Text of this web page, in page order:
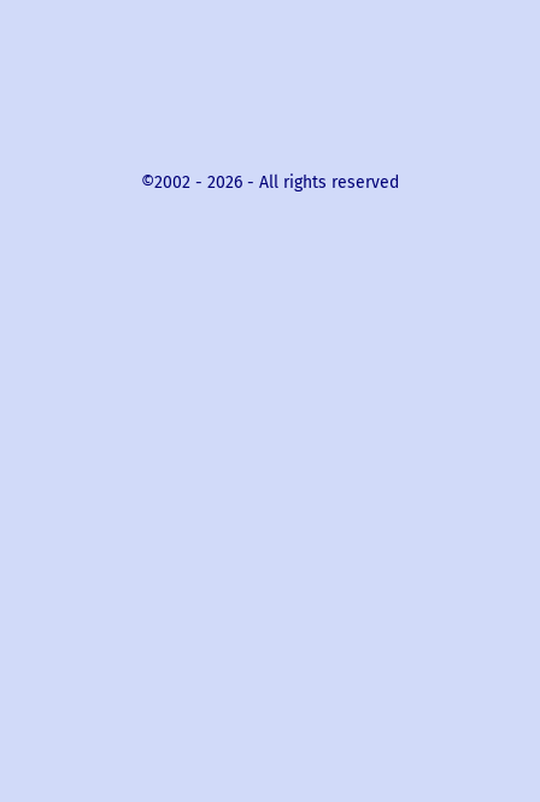
©2002 - 2026 - All rights reserved